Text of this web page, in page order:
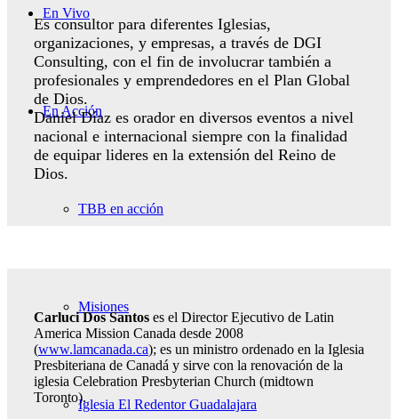
En Vivo
En Acción
TBB en acción
Misiones
Iglesia El Redentor Guadalajara
Es consultor para diferentes Iglesias,
organizaciones, y empresas, a través de DGI
Consulting, con el fin de involucrar también a
profesionales y emprendedores en el Plan Global
de Dios.
Daniel Díaz es orador en diversos eventos a nivel
nacional e internacional siempre con la finalidad
de equipar lideres en la extensión del Reino de
Dios.
Carluci Dos Santos es el Director Ejecutivo de Latin
America Mission Canada desde 2008
(www.lamcanada.ca); es un ministro ordenado en la Iglesia
Presbiteriana de Canadá y sirve con la renovación de la
iglesia Celebration Presbyterian Church (midtown
Toronto).